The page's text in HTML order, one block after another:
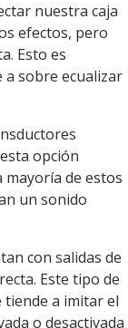
nuestra caja
efectos, pero
Esto es
a sobre ecualizar
opción
mayoría de estos
un sonido
con salidas de
Este tipo de
tiende a imitar el
o desactivada